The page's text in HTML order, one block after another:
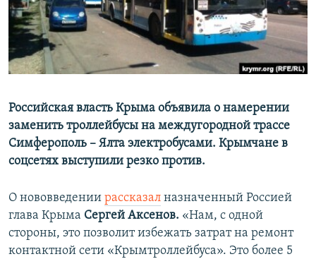
ПОБЕДИТЕЛЕЙ НЕ СУДЯТ?
КРЫМ.НЕПОКОРЕННЫЙ
ELIFBE
ПРИСОЕДИНЯЙТЕСЬ!
Все сайты RFE/RL
Российская власть Крыма объявила о намерении
заменить троллейбусы на междугородной трассе
Симферополь – Ялта электробусами. Крымчане в
соцсетях выступили резко против.
О нововведении рассказал назначенный Россией
глава Крыма Сергей Аксенов. «Нам, с одной
стороны, это позволит избежать затрат на ремонт
контактной сети «Крымтроллейбуса». Это более 5